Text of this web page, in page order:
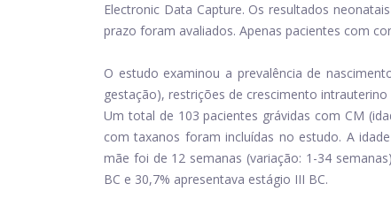
Electronic Data Capture. Os resultados
prazo foram avaliados. Apenas pacientes com
O estudo examinou a prevalência de
gestação), restrições de crescimento
Um total de 103 pacientes grávidas com CM
com taxanos foram incluídas no estudo. A
mãe foi de 12 semanas (variação: 1-34
BC e 30,7% apresentava estágio III BC.